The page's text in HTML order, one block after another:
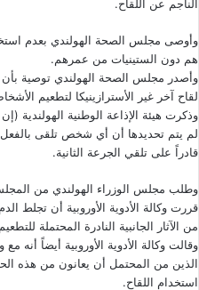
الناجم عن اللقاح.
وأوصى مجلس الصحة الهولندي بعدم
هم دون الستينيات من عمرهم.
وأصدر مجلس الصحة الهولندي توصية بأن
لقاح آخر غير الأسترازينيكا لتطعيم الأشخاص
وذكرت هيئة الإذاعة الوطنية الهولندية
لم يتم تحديدها أن أي شخص تلقى
قادراً على تلقي الجرعة الثانية.
وطلب مجلس الوزراء الهولندي من
قررت وكالة الأدوية الأوروبية أن تجلط
من الآثار الجانبية النادرة المحتملة
الذين من المحتمل أن يعانون من هذه
استخدام اللقاح.